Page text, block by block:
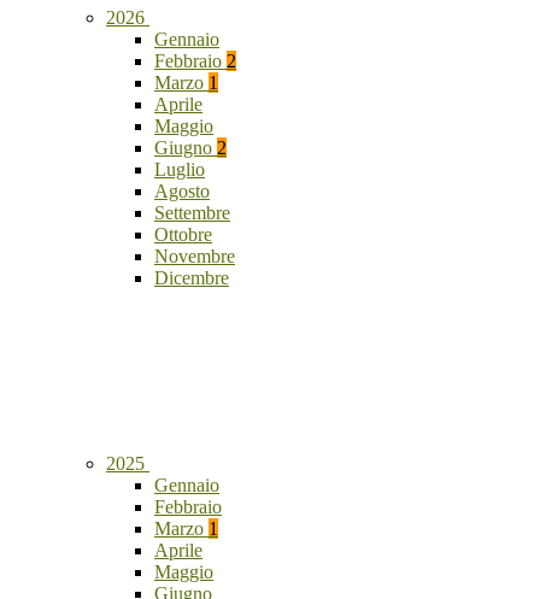
2026
Gennaio
Febbraio 2
Marzo 1
Aprile
Maggio
Giugno 2
Luglio
Agosto
Settembre
Ottobre
Novembre
Dicembre
2025
Gennaio
Febbraio
Marzo 1
Aprile
Maggio
Giugno